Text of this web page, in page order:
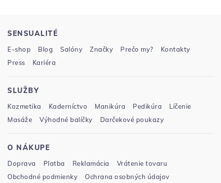
SENSUALITÉ
E-shop Blog Salóny Značky Prečo my?
Kontakty
Press
Kariéra
SLUŽBY
Kozmetika Kaderníctvo Manikúra Pedikúra
Líčenie
Masáže
Výhodné balíčky Darčekové poukazy
O NÁKUPE
Doprava Platba Reklamácia
Vrátenie tovaru
Obchodné podmienky
Ochrana osobných údajov